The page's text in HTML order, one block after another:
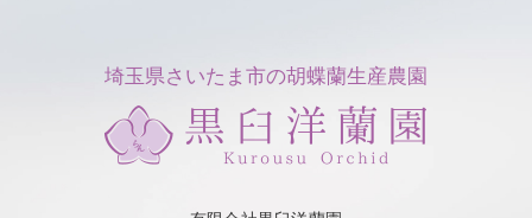
埼玉県さいたま市の胡蝶蘭生産農園